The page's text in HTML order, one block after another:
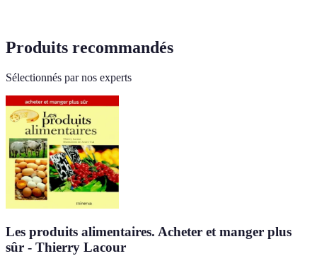
Produits recommandés
Sélectionnés par nos experts
Les produits alimentaires. Acheter et manger plus
sûr - Thierry Lacour